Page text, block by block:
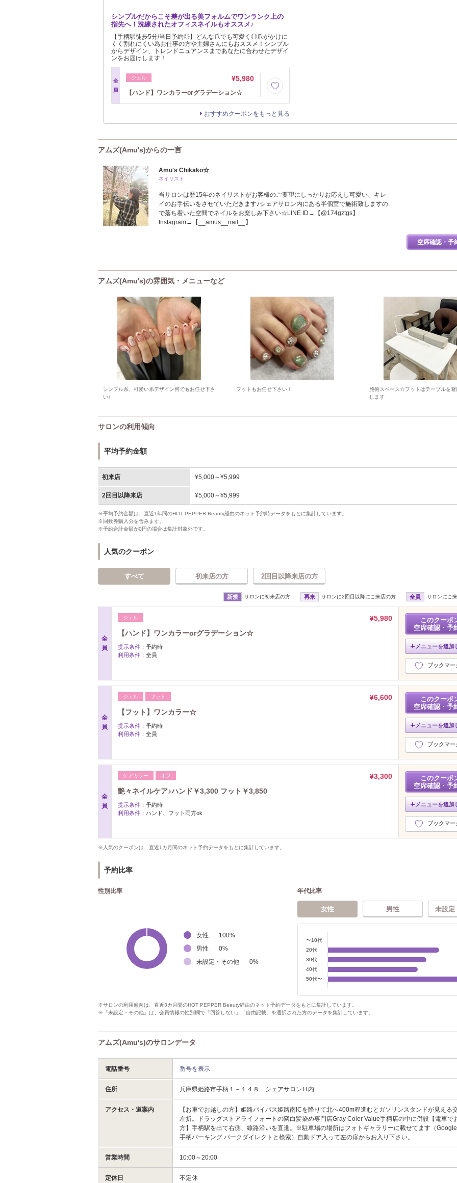
シンプルだからこそ差が出る美フォルムでワンランク上の
指先へ！洗練されたオフィスネイルもオススメ♪
【手柄駅徒歩5分/当日予約◎】どんな爪でも可愛く◎爪がかけに
くく割れにくい為お仕事の方や主婦さんにもおススメ！シンプル
からデザイン、トレンドニュアンスまであなたに合わせたデザイ
ンをお届けします！
全
員
ジェル ¥5,980
【ハンド】ワンカラーorグラデーション☆
おすすめクーポンをもっと見る
アムズ(Amu's)からの一言
Amu's Chikako☆
ネイリスト
当サロンは歴15年のネイリストがお客様のご要望にしっかりお応えし可愛い、キレ
イのお手伝いをさせていただきます♪シェアサロン内にある半個室で施術致しますの
で落ち着いた空間でネイルをお楽しみ下さい☆LINE ID→【@174gztgs】
Instagram→【__amus__nail__】
空席確認・予
アムズ(Amu's)の雰囲気・メニューなど
シンプル系、可愛い系デザイン何でもお任せ下さ
い♪
フットもお任せ下さい！
施術スペース☆フットはテーブルを避
します
サロンの利用傾向
平均予約金額
初来店 ¥5,000～¥5,999
2回目以降来店 ¥5,000～¥5,999
※平均予約金額は、直近1年間のHOT PEPPER Beauty経由のネット予約時データをもとに集計しています。
※回数券購入分を含みます。
※予約合計金額が0円の場合は集計対象外です。
人気のクーポン
すべて 初来店の方 2回目以降来店の方
新規 サロンに初来店の方 再来 サロンに2回目以降にご来店の方 全員 サロンにご
全
員
ジェル
¥5,980
【ハンド】ワンカラーorグラデーション☆
提示条件： 予約時
利用条件： 全員
このクーポ
空席確認・予
メニューを追加
ブックマー
全
員
ジェル フット
¥6,600
【フット】ワンカラー☆
提示条件： 予約時
利用条件： 全員
このクーポ
空席確認・予
メニューを追加
ブックマー
全
員
ケアカラー オフ
¥3,300
艶々ネイルケア♪ハンド￥3,300 フット￥3,850
提示条件： 予約時
利用条件： ハンド、フット両方ok
このクーポ
空席確認・予
メニューを追加
ブックマー
※人気のクーポンは、直近1カ月間のネット予約データをもとに集計しています。
予約比率
性別比率
女性 100%
男性
0%
未設定・その他
0%
年代比率
女性 男性 未設定
〜10代
20代
30代
40代
50代〜
※サロンの利用傾向は、直近3カ月間のHOT PEPPER Beauty経由のネット予約データをもとに集計しています。
※「未設定・その他」は、会員情報の性別欄で「回答しない」「自由記載」を選択された方のデータを集計しています。
アムズ(Amu's)のサロンデータ
電話番号 番号を表示
住所 兵庫県姫路市手柄１－１４８ シェアサロンＨ内
アクセス・道案内
【お車でお越しの方】姫路バイパス姫路南ICを降りて北へ400m程進むとガソリンスタンドが見える
左折。ドラッグストアライフォートの隣白髪染め専門店Gray Coler Value手柄店の中に併設【電車で
方】手柄駅を出て右側、線路沿いを直進。※駐車場の場所はフォトギャラリーに載せてます（
手柄パーキング パークダイレクトと検索）自動ドア入って左の扉からお入り下さい。
営業時間 10:00～20:00
定休日 不定休